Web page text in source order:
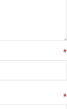
*
*